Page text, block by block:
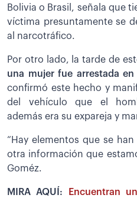
Bolivia o Brasil, señala que
víctima presuntamente se
al narcotráfico.
Por otro lado, la tarde de
una mujer fue arrestada en
confirmó este hecho y
del vehículo que el
además era su expareja y
“Hay elementos que se
otra información que
Goméz.
MIRA AQUÍ:
Encuentran